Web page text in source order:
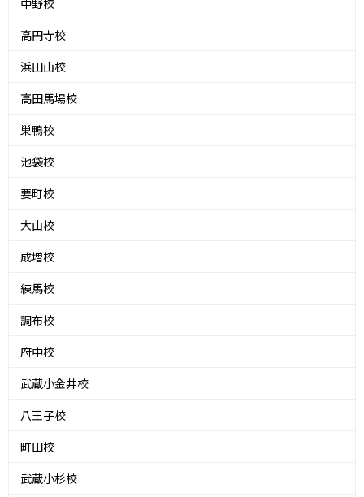
中野校
高円寺校
浜田山校
高田馬場校
巣鴨校
池袋校
要町校
大山校
成増校
練馬校
調布校
府中校
武蔵小金井校
八王子校
町田校
武蔵小杉校